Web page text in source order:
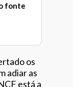
fonte
os
adiar as
está a